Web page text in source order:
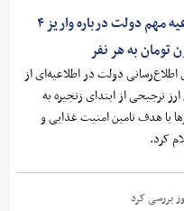
اطلاعیه مهم دولت درباره واریز ۴
تومان به هر نفر
ﺍﻃﻼﻉﺭﺳﺎﻧﯽ ﺩﻭﻟﺖ در اطلاعیه‌ای از
ارز ترجیحی از ابتدای زنجیره به
با هدف تامین امنیت غذایی و
کرد.
بررسی کرد